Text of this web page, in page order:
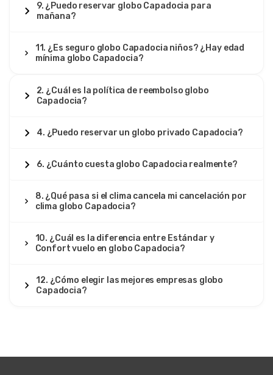
9. ¿Puedo reservar globo Capadocia para
mañana?
11. ¿Es seguro globo Capadocia niños? ¿Hay edad
mínima globo Capadocia?
2. ¿Cuál es la política de reembolso globo
Capadocia?
4. ¿Puedo reservar un globo privado Capadocia?
6. ¿Cuánto cuesta globo Capadocia realmente?
8. ¿Qué pasa si el clima cancela mi cancelación por
clima globo Capadocia?
10. ¿Cuál es la diferencia entre Estándar y
Confort vuelo en globo Capadocia?
12. ¿Cómo elegir las mejores empresas globo
Capadocia?